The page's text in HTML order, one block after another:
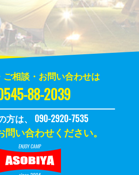
ご相談・お問い合わせは
88-2039
方は、 090-2920-7535
問い合わせください。